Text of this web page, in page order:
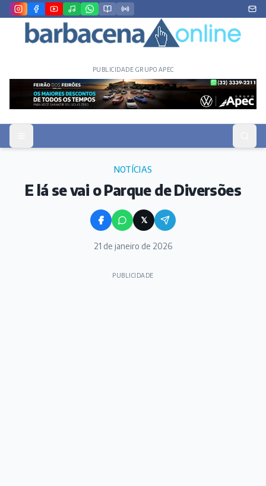
PUBLICIDADE GRUPO APEC
NOTÍCIAS
E lá se vai o Parque de Diversões
𝕏
21 de janeiro de 2026
PUBLICIDADE